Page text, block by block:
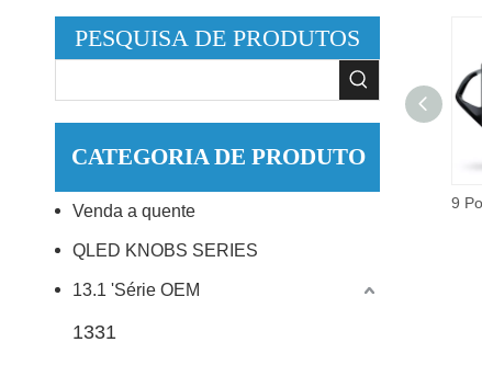
PESQUISA DE PRODUTOS
CATEGORIA DE PRODUTO
Venda a quente
QLED KNOBS SERIES
13.1 'Série OEM
1331